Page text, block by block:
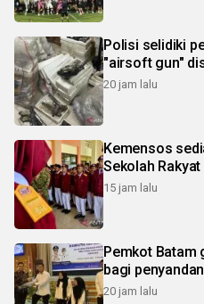
Polisi selidiki
"airsoft gun"
20 jam lalu
Kemensos
Sekolah Rakyat
15 jam lalu
Pemkot Batam
bagi
20 jam lalu